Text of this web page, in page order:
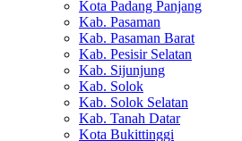
Kota Padang Panjang
Kab. Pasaman
Kab. Pasaman Barat
Kab. Pesisir Selatan
Kab. Sijunjung
Kab. Solok
Kab. Solok Selatan
Kab. Tanah Datar
Kota Bukittinggi